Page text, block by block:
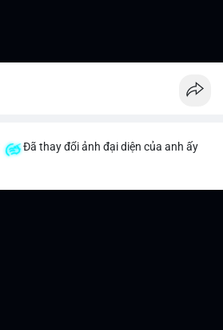
Đã thay đổi ảnh đại diện của anh ấy